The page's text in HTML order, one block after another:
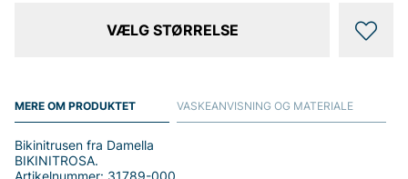
VÆLG STØRRELSE
MERE OM PRODUKTET
Bikinitrusen fra Damella
BIKINITROSA.
Artikelnummer: 31789-000
VASKEANVISNING OG MATERIALE